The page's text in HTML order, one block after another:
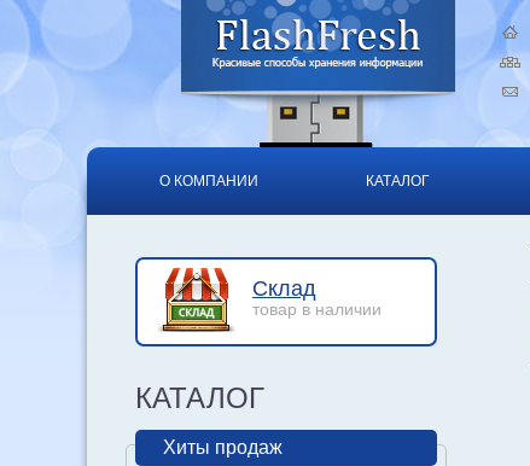
О КОМПАНИИ КАТАЛОГ
Склад
товар в наличии
КАТАЛОГ
Хиты продаж